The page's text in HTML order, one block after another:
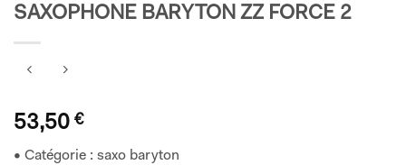
SAXOPHONE BARYTON ZZ FORCE 2
53,50 €
• Catégorie : saxo baryton